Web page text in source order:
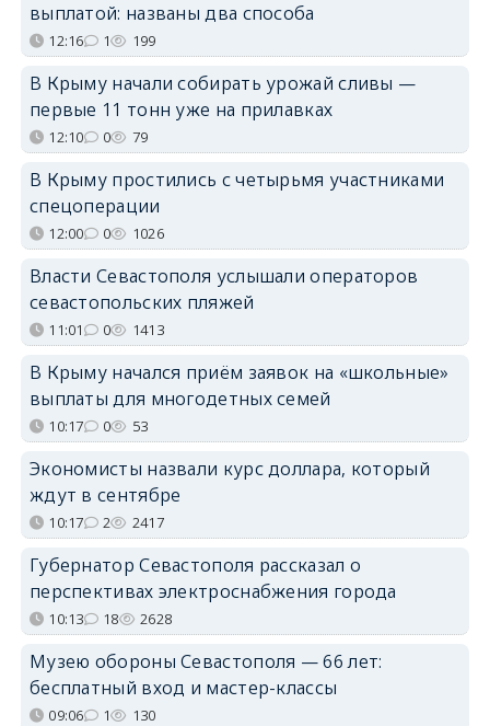
выплатой: названы два способа
12:16 1 199
В Крыму начали собирать урожай сливы —
первые 11 тонн уже на прилавках
12:10 0 79
В Крыму простились с четырьмя участниками
спецоперации
12:00 0 1026
Власти Севастополя услышали операторов
севастопольских пляжей
11:01 0 1413
В Крыму начался приём заявок на «школьные»
выплаты для многодетных семей
10:17 0 53
Экономисты назвали курс доллара, который
ждут в сентябре
10:17 2 2417
Губернатор Севастополя рассказал о
перспективах электроснабжения города
10:13 18 2628
Музею обороны Севастополя — 66 лет:
бесплатный вход и мастер-классы
09:06 1 130